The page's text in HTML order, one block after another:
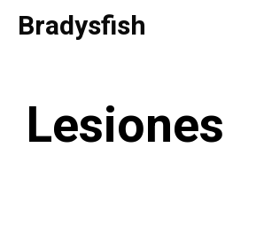
SaltarBradysfish
Lesiones